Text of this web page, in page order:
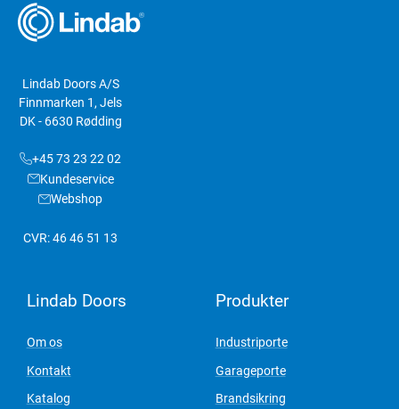
Lindab Doors A/S
Finnmarken 1, Jels
DK - 6630 Rødding
+45 73 23 22 02
Kundeservice
Webshop
CVR: 46 46 51 13
Lindab Doors
Om os
Kontakt
Katalog
Produkter
Industriporte
Garageporte
Brandsikring